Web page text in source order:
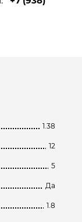
1.38
12
5
Да
1.8